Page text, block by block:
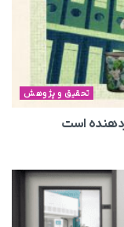
تحقیق و پژوهش
است